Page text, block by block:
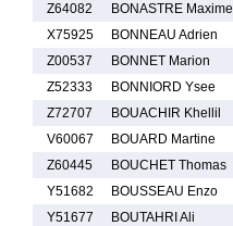
Z64082
BONASTRE Maxime
X75925
BONNEAU Adrien
Z00537
BONNET Marion
Z52333
BONNIORD Ysee
Z72707
BOUACHIR Khellil
V60067
BOUARD Martine
Z60445
BOUCHET Thomas
Y51682
BOUSSEAU Enzo
Y51677
BOUTAHRI Ali